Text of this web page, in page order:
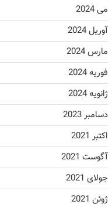
می 2024
آوریل 2024
مارس 2024
فوریه 2024
ژانویه 2024
دسامبر 2023
اکتبر 2021
آگوست 2021
جولای 2021
ژوئن 2021